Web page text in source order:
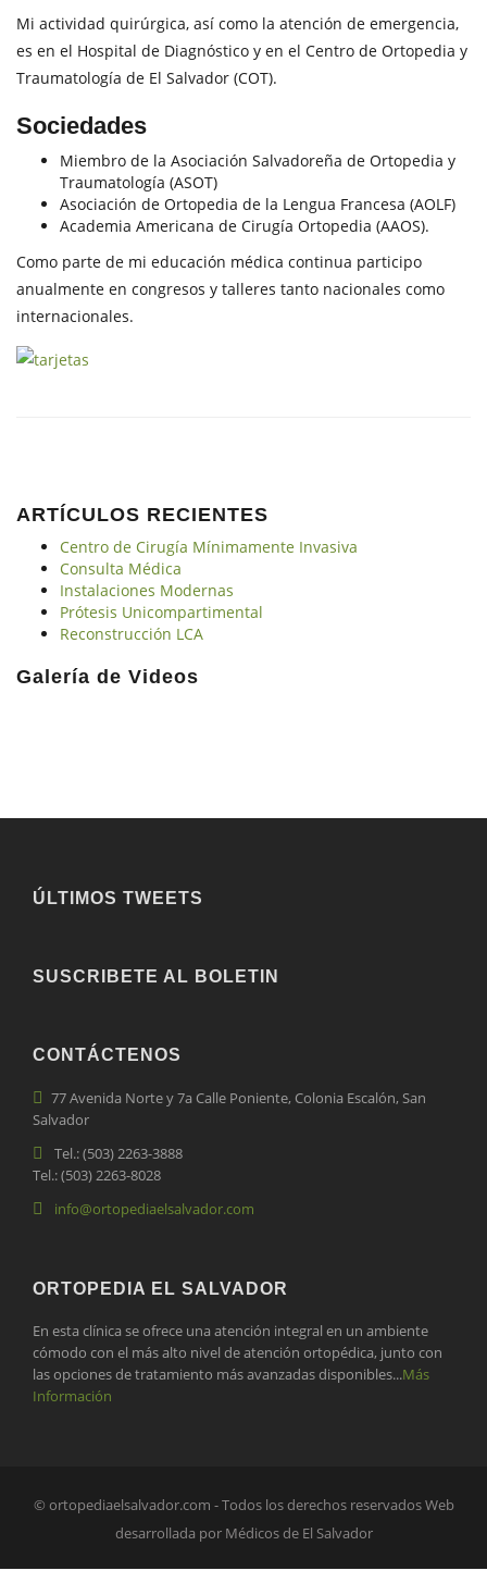
Mi actividad quirúrgica, así como la atención de emergencia,
es en el Hospital de Diagnóstico y en el Centro de Ortopedia y
Traumatología de El Salvador (COT).
Sociedades
Miembro de la Asociación Salvadoreña de Ortopedia y
Traumatología (ASOT)
Asociación de Ortopedia de la Lengua Francesa (AOLF)
Academia Americana de Cirugía Ortopedia (AAOS).
Como parte de mi educación médica continua participo
anualmente en congresos y talleres tanto nacionales como
internacionales.
ARTÍCULOS RECIENTES
Centro de Cirugía Mínimamente Invasiva
Consulta Médica
Instalaciones Modernas
Prótesis Unicompartimental
Reconstrucción LCA
Galería de Videos
ÚLTIMOS TWEETS
SUSCRIBETE AL BOLETIN
CONTÁCTENOS
77 Avenida Norte y 7a Calle Poniente, Colonia Escalón, San
Salvador
Tel.: (503) 2263-3888
Tel.: (503) 2263-8028
info@ortopediaelsalvador.com
ORTOPEDIA EL SALVADOR
En esta clínica se ofrece una atención integral en un ambiente
cómodo con el más alto nivel de atención ortopédica, junto con
las opciones de tratamiento más avanzadas disponibles...Más
Información
© ortopediaelsalvador.com - Todos los derechos reservados Web
desarrollada por Médicos de El Salvador